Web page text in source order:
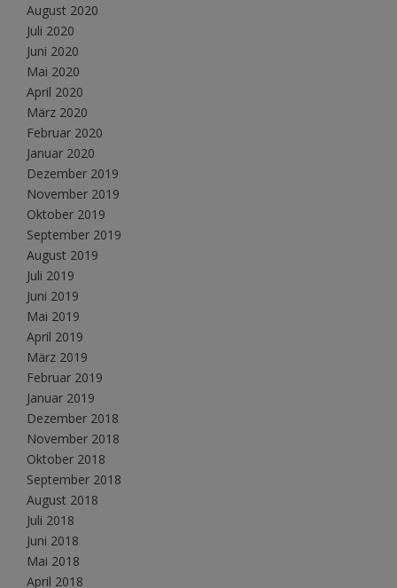
August 2020
Juli 2020
Juni 2020
Mai 2020
April 2020
März 2020
Februar 2020
Januar 2020
Dezember 2019
November 2019
Oktober 2019
September 2019
August 2019
Juli 2019
Juni 2019
Mai 2019
April 2019
März 2019
Februar 2019
Januar 2019
Dezember 2018
November 2018
Oktober 2018
September 2018
August 2018
Juli 2018
Juni 2018
Mai 2018
April 2018